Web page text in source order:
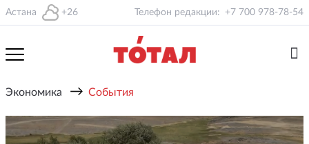
Астана +26 Телефон редакции: +7 700 978-78-54
Экономика → События